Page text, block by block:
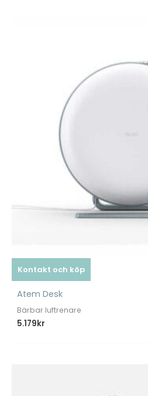
Kontakt och köp
Atem Desk
Bärbar luftrenare
5.179kr